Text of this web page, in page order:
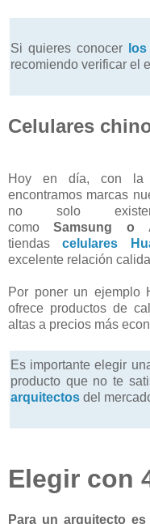
Si quieres conocer
recomiendo verificar el
Celulares
Hoy en día, con la
encontramos marcas
no solo
comoSamsung o
tiendascelulares
excelente relación
Por poner un ejemplo
ofrece productos de
altas a precios más
Es importante elegir
producto que no te
arquitectos del
Elegir con
Para un arquitecto